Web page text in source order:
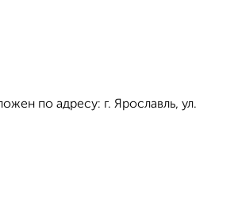
по адресу: г. Ярославль, ул.